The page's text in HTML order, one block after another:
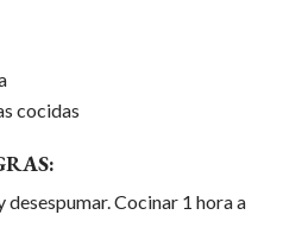
cocidas
desespumar. Cocinar 1 hora a